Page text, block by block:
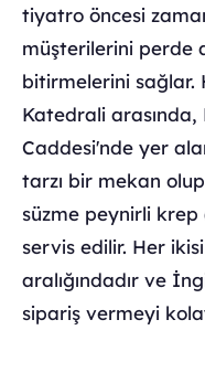
tiyatro öncesi
müşterilerini perde
bitirmelerini sağlar.
Katedrali
Caddesi'nde yer
tarzı bir mekan
süzme peynirli
servis edilir. Her
aralığındadır ve
sipariş vermeyi